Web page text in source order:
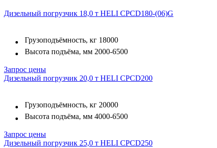
Дизельный погрузчик 18,0 т HELI CPCD180-(06)G
Грузоподъёмность, кг 18000
Высота подъёма, мм 2000-6500
Запрос цены
Дизельный погрузчик 20,0 т HELI CPCD200
Грузоподъёмность, кг 20000
Высота подъёма, мм 4000-6500
Запрос цены
Дизельный погрузчик 25,0 т HELI CPCD250